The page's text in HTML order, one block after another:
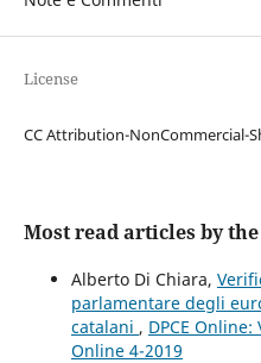
License
CC Attribution-NonCommercial-
Most read articles by
Alberto Di Chiara,
parlamentare degli
catalani , DPCE Online:
Online 4-2019